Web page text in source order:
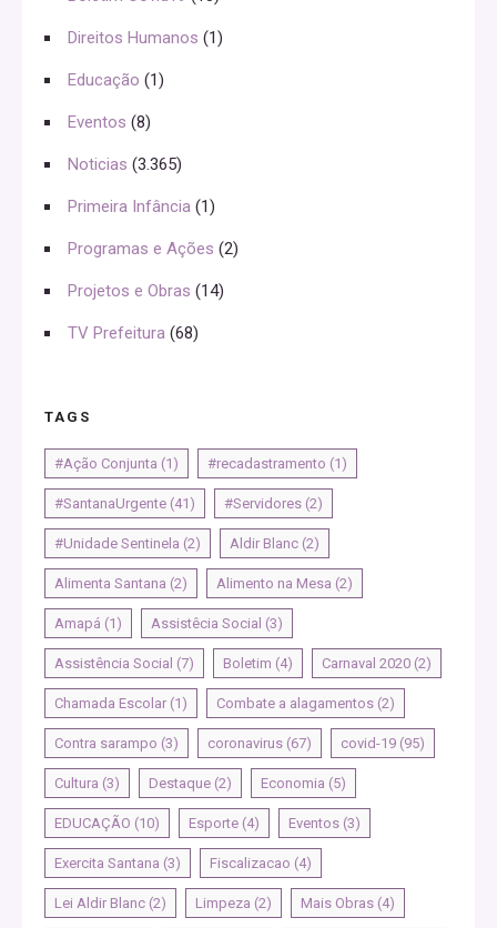
Direitos Humanos (1)
Educação (1)
Eventos (8)
Noticias (3.365)
Primeira Infância (1)
Programas e Ações (2)
Projetos e Obras (14)
TV Prefeitura (68)
TAGS
#Ação Conjunta (1) #recadastramento (1)
#SantanaUrgente (41) #Servidores (2)
#Unidade Sentinela (2) Aldir Blanc (2)
Alimenta Santana (2) Alimento na Mesa (2)
Amapá (1) Assistêcia Social (3)
Assistência Social (7) Boletim (4) Carnaval 2020 (2)
Chamada Escolar (1) Combate a alagamentos (2)
Contra sarampo (3) coronavirus (67) covid-19 (95)
Cultura (3) Destaque (2) Economia (5)
EDUCAÇÃO (10) Esporte (4) Eventos (3)
Exercita Santana (3) Fiscalizacao (4)
Lei Aldir Blanc (2) Limpeza (2) Mais Obras (4)